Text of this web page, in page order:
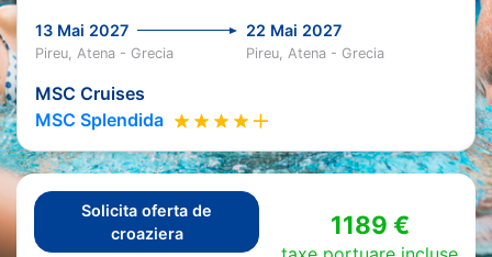
13 Mai 2027 22 Mai 2027
Pireu, Atena - Grecia Pireu, Atena - Grecia
MSC Cruises
MSC Splendida
Solicita oferta de
croaziera
1189 €